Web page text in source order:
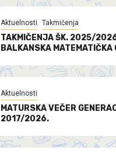
Aktuelnosti Takmičenja
TAKMIČENJA ŠK. 2025/
BALKANSKA MATEMATIČKA
Aktuelnosti
MATURSKA VEČER
2017/2026.